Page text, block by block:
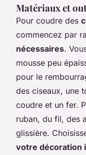
Matériaux et
Pour coudre des
commencez par
nécessaires.
mousse peu
pour le
des ciseaux, une
coudre et un fer.
ruban, du fil, des
glissière.
votre décoration